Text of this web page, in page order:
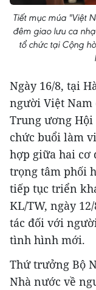
Tiết mục múa "Việt
đêm giao lưu ca
tổ chức tại Cộng
Ngày 16/8, tại
người Việt Nam
Trung ương
chức buổi làm
hợp giữa hai cơ
trọng tâm phối
tiếp tục triển
KL/TW, ngày
tác đối với
tình hình mới.
Thứ trưởng Bộ
Nhà nước về